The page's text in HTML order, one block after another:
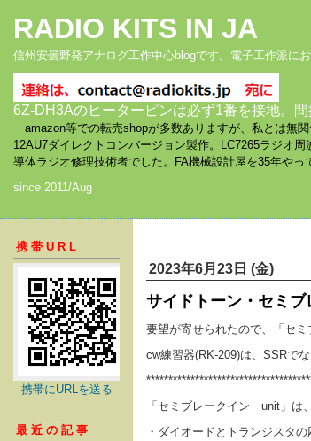
RADIO KITS IN JA
信州安曇野発アナログ工作中心blogです。電子工作派に
6Z-DH3Aのヒーターピンは必ず1番を接地。
amazon等での転売shopが多数ありますが、私とは無
12AU7ダイレクトコンバージョン製作。LC7265ラジオ
導体ラジオ修理技術者でした。FA機械設計屋を35年や
since 2011/Aug
携帯URL
携帯にURLを送る
最近の記事
2023年6月23日 (金)
サイドトーン・セミ
要望が寄せられたので、「セ
cw練習器(RK-209)は、SSRで
「セミブレークイン unit」は
・ダイオードとトランジスタ